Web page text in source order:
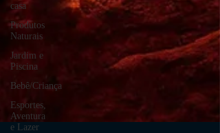
casa
Produtos
Naturais
Jardim e
Piscina
Bebê/Criança
Esportes,
Aventura
e Lazer